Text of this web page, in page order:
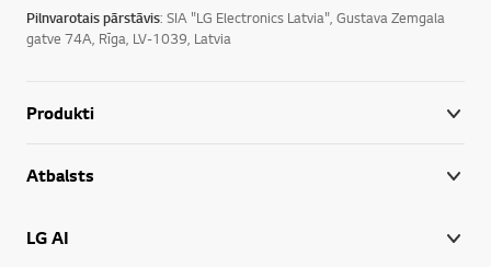
Pilnvarotais pārstāvis: SIA "LG Electronics Latvia", Gustava Zemgala
gatve 74A, Rīga, LV-1039, Latvia
Produkti
Atbalsts
LG AI